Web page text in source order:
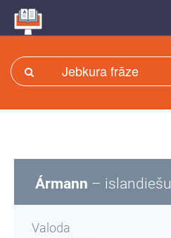
Ármann – islandiešu
Valoda